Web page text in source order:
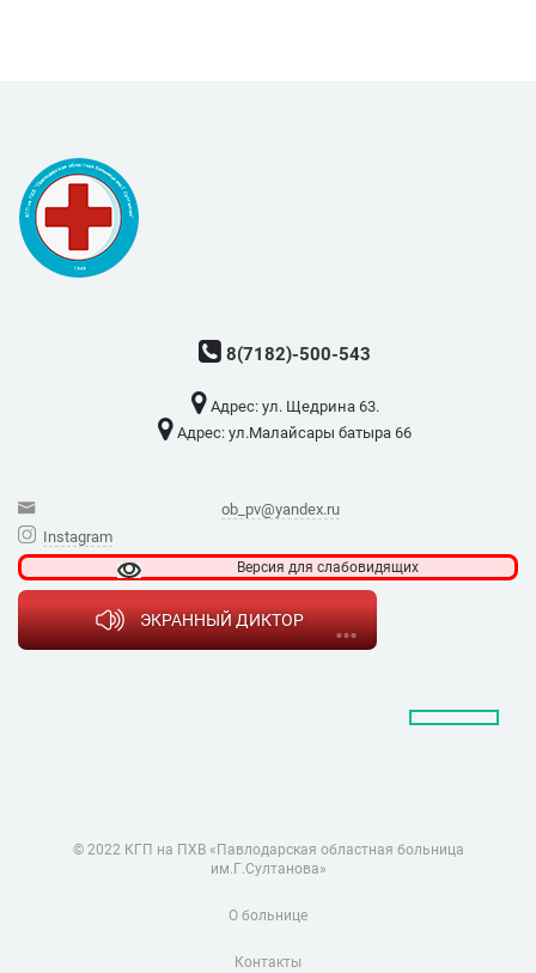
8(7182)-500-543
Адрес: ​ул. Щедрина 63.
Адрес: ​ул.Малайсары батыра 66
ob_pv@yandex.ru
Instagram
Версия для слабовидящих
ЭКРАННЫЙ ДИКТОР
© 2022 КГП на ПХВ «Павлодарская областная больница
им.Г.Султанова»
О больнице
Контакты